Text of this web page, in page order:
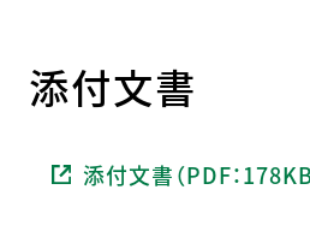
添付文書
添付文書（PDF：178KB